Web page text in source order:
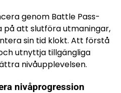
genom Battle Pass-
på att slutföra utmaningar,
sin tid klokt. Att förstå
utnyttja tillgängliga
nivåupplevelsen.
nivåprogression